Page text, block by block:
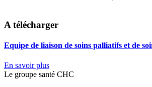
A télécharger
Equipe de liaison de soins palliatifs et de
En savoir plus
Le groupe santé CHC